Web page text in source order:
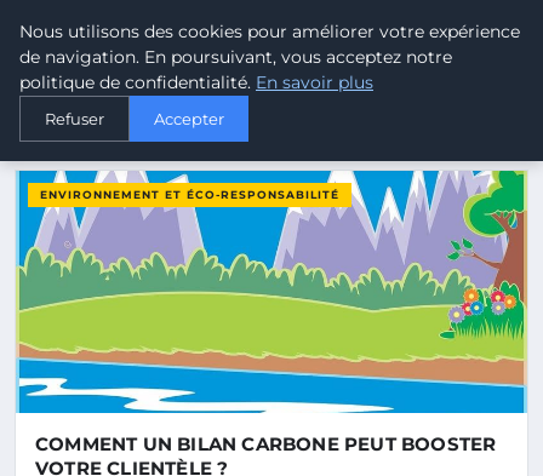
Malta Climate - Le climat
MALTA CLIMATE
DERNIERS ARTICLES
ENVIRONNEMENT ET ÉCO-RESPONSABILITÉ
COMMENT UN BILAN CARBONE PEUT BOOSTER
VOTRE CLIENTÈLE ?
Nous utilisons des cookies pour améliorer votre expérience
de navigation. En poursuivant, vous acceptez notre
politique de confidentialité. En savoir plus
Refuser Accepter